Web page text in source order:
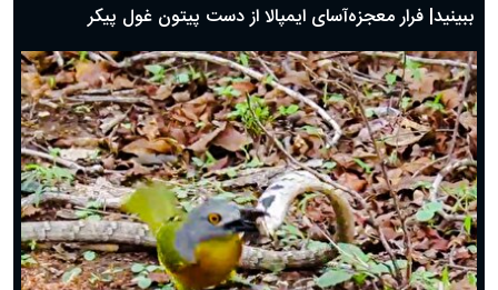
ببینید| فرار معجزه‌آسای ایمپالا از دست پیتون غول پیکر